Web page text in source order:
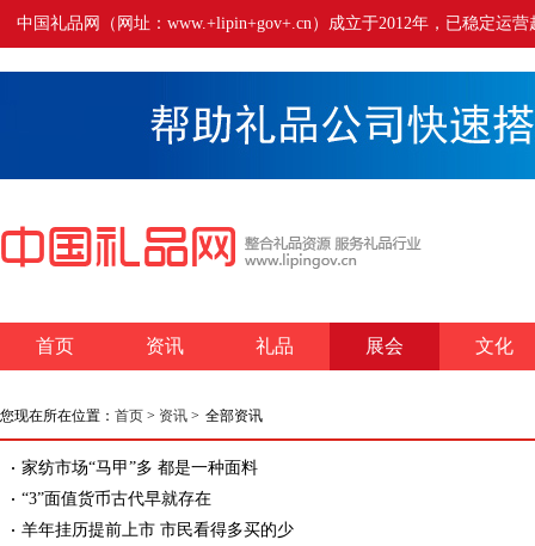
中国礼品网（网址：www.+lipin+gov+.cn）成立于2012年，已稳定运
首页 资讯 礼品 展会 文化
您现在所在位置： 首页 > 资讯 > 全部资讯
家纺市场“马甲”多 都是一种面料
“3”面值货币古代早就存在
羊年挂历提前上市 市民看得多买的少